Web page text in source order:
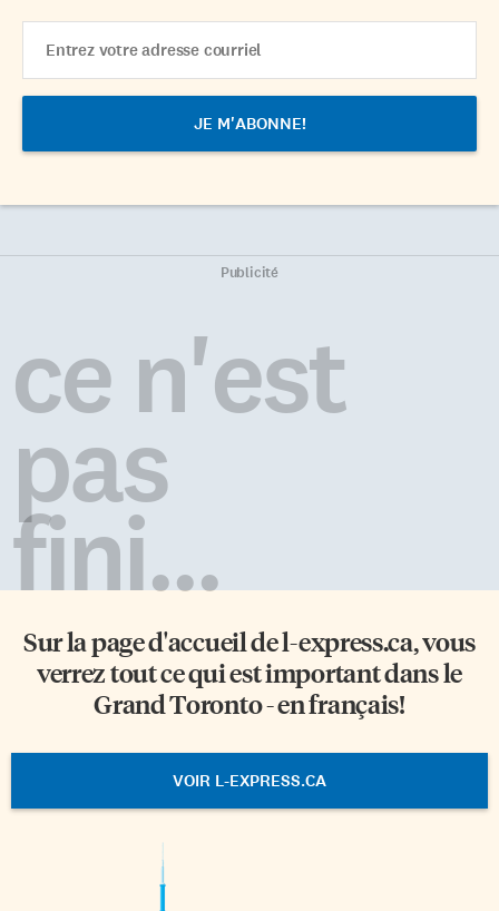
Address
Publicité
ce n'est
pas
fini...
Sur la page d'accueil del-express.ca, vous
verrez tout ce qui est important dans le
Grand Toronto - en français!
VOIR L-EXPRESS.CA